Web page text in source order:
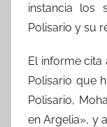
instancia los
Polisario y su
El informe cita
Polisario que
Polisario,
en Argelia», y